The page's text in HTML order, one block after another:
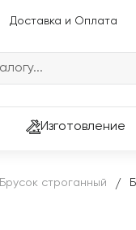
Доставка и Оплата
Изготовление
Брусок строганный /